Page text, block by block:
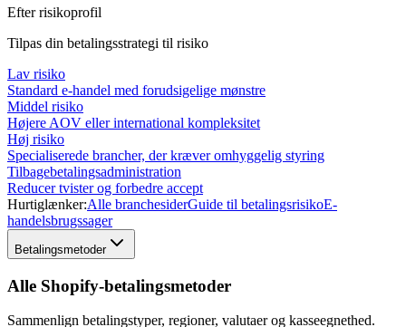
Efter risikoprofil
Tilpas din betalingsstrategi til risiko
Lav risiko
Standard e-handel med forudsigelige mønstre
Middel risiko
Højere AOV eller international kompleksitet
Høj risiko
Specialiserede brancher, der kræver omhyggelig styring
Tilbagebetalingsadministration
Reducer tvister og forbedre accept
Hurtiglænker:Alle branchesiderGuide til betalingsrisikoE-
handelsbrugssager
Betalingsmetoder
Alle Shopify-betalingsmetoder
Sammenlign betalingstyper, regioner, valutaer og kasseegnethed.